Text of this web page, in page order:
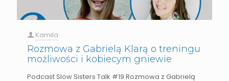
Kamila
Rozmowa z Gabrielą Klarą o treningu
możliwości i kobiecym gniewie
Podcast Slow Sisters Talk #19 Rozmowa z Gabrielą